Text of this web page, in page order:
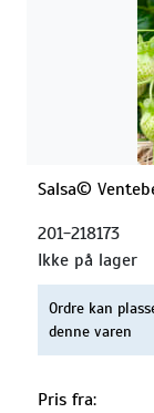
Salsa©
201-218173
Ikke på lager
Ordre kan
denne varen
Pris fra: